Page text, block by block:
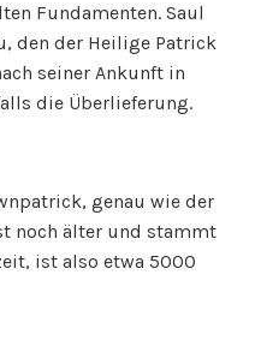
Fundamenten. Saul
den der Heilige Patrick
seiner Ankunft in
die Überlieferung.
genau wie der
noch älter und stammt
ist also etwa 5000